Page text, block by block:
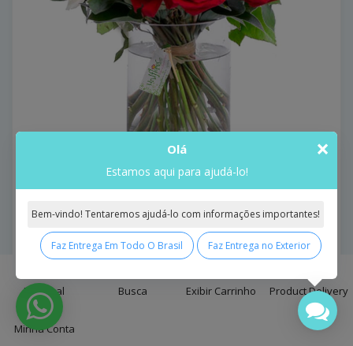
Principal Busca Exibir Carrinho Product Delivery
Minha Conta
Vaso
Bouquet De Rosas Cores E ..
Model: Bouquet de Rosas Cores e Amores Pink and Red
com Vaso
R$391,75
Comprar
×
Olá
Estamos aqui para ajudá-lo!
Bem-vindo! Tentaremos ajudá-lo com informações importantes!
Faz Entrega Em Todo O Brasil Faz Entrega no Exterior